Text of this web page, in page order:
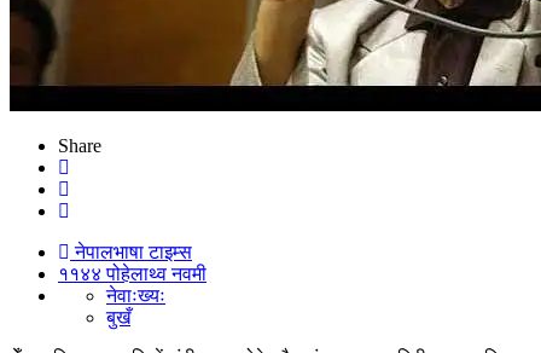
Share
नेपालभाषा टाइम्स
११४४ पोहेलाथ्व नवमी
नेवाःख्यः
बुखँ